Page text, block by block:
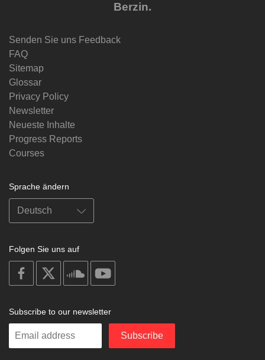
Berzin.
Senden Sie uns Feedback
FAQ
Sitemap
Glossar
Privacy Policy
Newsletter
Neueste Inhalte
Progress Reports
Courses
Sprache ändern
Folgen Sie uns auf
on
facebook
soundcloud
Subscribe to our newsletter
Enter
Subscribe